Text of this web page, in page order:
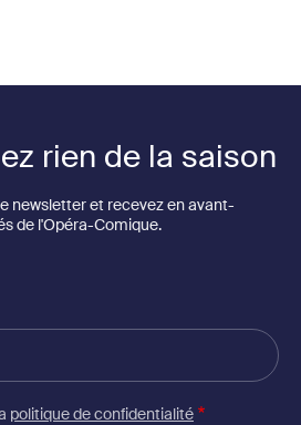
rien de la saison
newsletter et recevez en avant-
de l'Opéra-Comique.
politique de confidentialité